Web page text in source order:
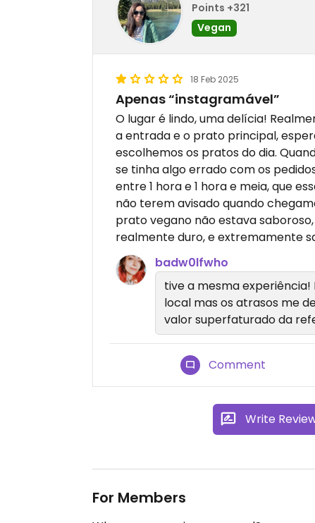
Points +321
Vegan
18 Feb 2025
Apenas “instagramável”
O lugar é lindo, uma delícia!
a entrada e o prato principal,
escolhemos os pratos do dia.
se tinha algo errado com os
entre 1 hora e 1 hora e meia, que
não terem avisado quando
prato vegano não estava
realmente duro, e extremamente
badw0lfwho
tive a mesma
local mas os atrasos me
valor superfaturado da
Comment
Write
For Members